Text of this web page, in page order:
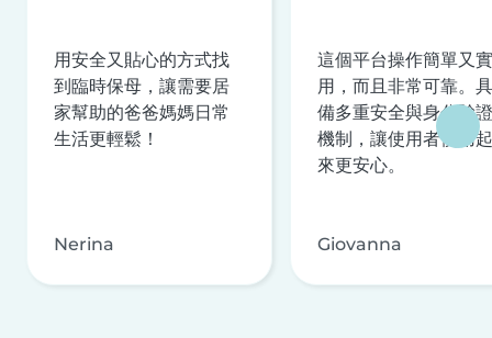
用安全又貼心的方式找
到臨時保母，讓需要居
家幫助的爸爸媽媽日常
生活更輕鬆！
Nerina
這個平台操作簡單又實
用，而且非常可靠。具
備多重安全與身分驗證
機制，讓使用者使用起
來更安心。
Giovanna